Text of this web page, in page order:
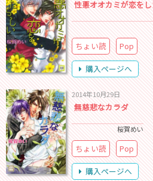
性悪オオカミが恋を
ちょい読
Pop
購入ページへ
2014年10月29日
無慈悲なカラダ
桜賀めい
ちょい読
Pop
購入ページへ